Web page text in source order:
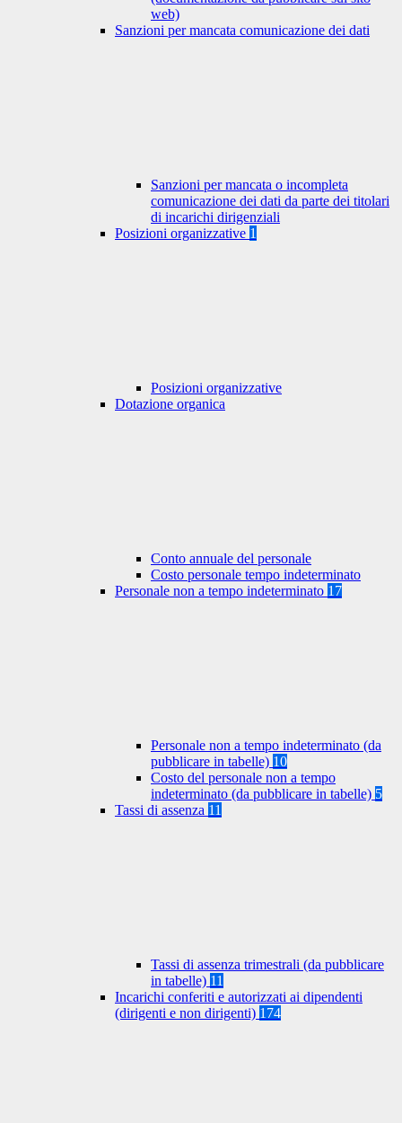
web)
Sanzioni per mancata comunicazione dei dati
Sanzioni per mancata o incompleta
comunicazione dei dati da parte dei titolari
di incarichi dirigenziali
Posizioni organizzative 1
Posizioni organizzative
Dotazione organica
Conto annuale del personale
Costo personale tempo indeterminato
Personale non a tempo indeterminato 17
Personale non a tempo indeterminato (da
pubblicare in tabelle) 10
Costo del personale non a tempo
indeterminato (da pubblicare in tabelle) 5
Tassi di assenza 11
Tassi di assenza trimestrali (da pubblicare
in tabelle) 11
Incarichi conferiti e autorizzati ai dipendenti
(dirigenti e non dirigenti) 174